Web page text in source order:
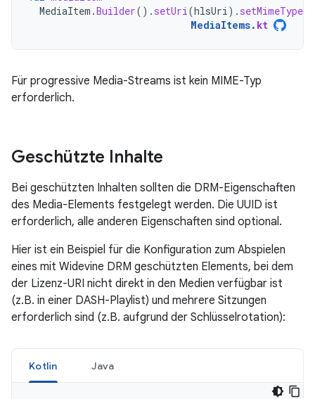
MediaItem .Builder(). setUri(hlsUri). setMimeType
MediaItems. kt
Für progressive Media-Streams ist kein MIME-Typ
erforderlich.
Geschützte Inhalte
Bei geschützten Inhalten sollten die DRM-Eigenschaften
des Media-Elements festgelegt werden. Die UUID ist
erforderlich, alle anderen Eigenschaften sind optional.
Hier ist ein Beispiel für die Konfiguration zum Abspielen
eines mit Widevine DRM geschützten Elements, bei dem
der Lizenz-URI nicht direkt in den Medien verfügbar ist
(z.B. in einer DASH-Playlist) und mehrere Sitzungen
erforderlich sind (z.B. aufgrund der Schlüsselrotation):
Kotlin Java